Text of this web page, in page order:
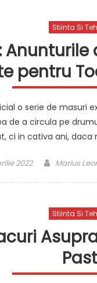
Stiinta Si
pentru
o serie de masuri
de a circula pe
ci in cativa ani, daca
2022 Author
Marius
Stiinta Si